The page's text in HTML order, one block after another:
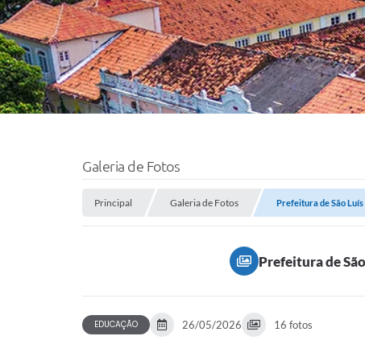
Galeria de Fotos
Principal Galeria de Fotos Prefeitura de São
Prefeitura de
EDUCAÇÃO 26/05/2026 16 fotos